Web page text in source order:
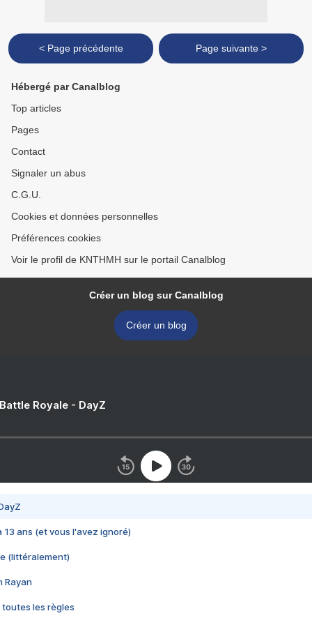
< Page précédente Page suivante >
Hébergé par Canalblog
Top articles
Pages
Contact
Signaler un abus
C.G.U.
Cookies et données personnelles
Préférences cookies
Voir le profil de KNTHMH sur le portail Canalblog
Créer un blog sur Canalblog
Créer un blog
Royale - DayZ
13 ans (et vous l'avez ignoré)
(littéralement)
Rayan
toutes les règles